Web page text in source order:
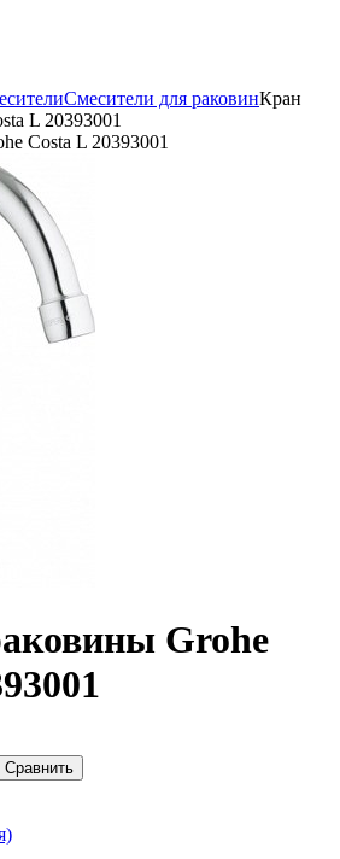
Смесители для раковинКран
L 20393001
Costa L 20393001
Grohe
Сравнить